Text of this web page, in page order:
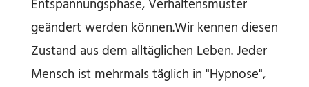
Entspannungsphase, Verhaltensmuster
geändert werden können.Wir kennen diesen
Zustand aus dem alltäglichen Leben. Jeder
Mensch ist mehrmals täglich in "Hypnose",